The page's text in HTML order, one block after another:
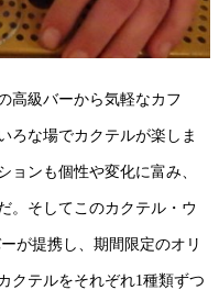
高級バーから気軽なカフ
ろな場でカクテルが楽しま
ョンも個性や変化に富み、
。そしてこのカクテル・ウ
が提携し、期間限定のオリ
クテルをそれぞれ1種類ずつ